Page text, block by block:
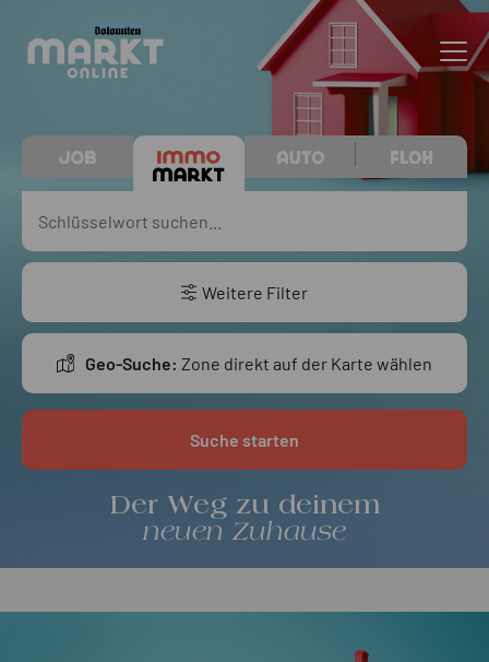
Der Weg zu deinem
neuen Zuhause
Weitere Filter
Geo-Suche: Zone direkt auf der Karte wählen
Suche starten